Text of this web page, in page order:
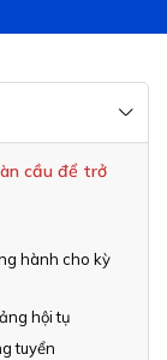
cầu để trở
hành cho kỳ
hội tụ
tuyển